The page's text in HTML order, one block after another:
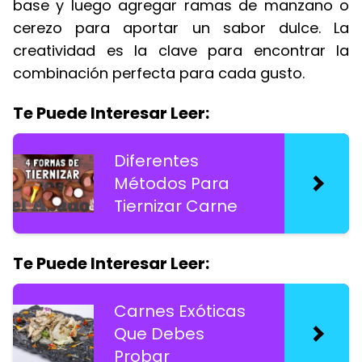
base y luego agregar ramas de manzano o
cerezo para aportar un sabor dulce. La
creatividad es la clave para encontrar la
combinación perfecta para cada gusto.
Te Puede Interesar Leer:
Diferentes
Métodos Para
Tiernizar Carne
Te Puede Interesar Leer:
Carnes Exóticas
Que Debes
Probar